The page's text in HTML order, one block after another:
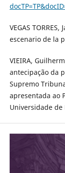
VEGAS
escenario de la
VIEIRA,
antecipação da
Supremo
apresentada ao
Universidade de